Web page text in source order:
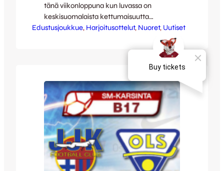
tänä viikonloppuna kun luvassa on
keskisuomalaista kettumaisuutta
kuningaslajin keskuudessa oikein
harjoitusottelu JJK:n harjoitusottelun
Ilvestä vastaan peruunnuttua näytti jo
hetken siltä että kotikentän korkkaus
siirtyy Kettujen edustusjoukkueen osalta
vielä viikolla eteenpäin. Futisfanien
riemuksi kivenheiton tai sanotaanko
moottoritienpätkän päästä löytyi kuitenkin
lyhyellä varoajalla vähintään yhtä hyvä
harjoitusvastus kun aikataulut saatiin…
Edustusjoukkue, Harjoitusottelut, Nuoret, Uutiset